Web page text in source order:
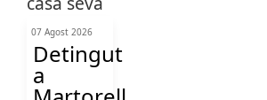
07 Agost 2026
Detingut
a